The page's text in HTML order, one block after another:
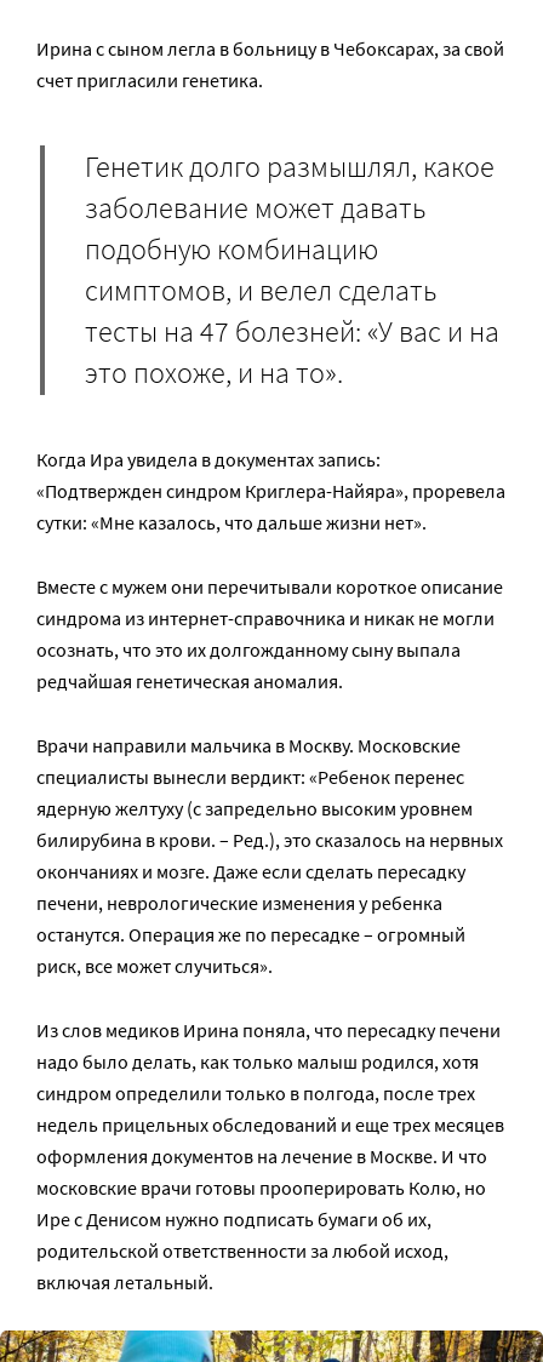
Ирина с сыном легла в больницу в Чебоксарах, за свой
счет пригласили генетика.
Генетик долго размышлял, какое
заболевание может давать
подобную комбинацию
симптомов, и велел сделать
тесты на 47 болезней: «У вас и на
это похоже, и на то».
Когда Ира увидела в документах запись:
«Подтвержден синдром Криглера-Найяра», проревела
сутки: «Мне казалось, что дальше жизни нет».
Вместе с мужем они перечитывали короткое описание
синдрома из интернет-справочника и никак не могли
осознать, что это их долгожданному сыну выпала
редчайшая генетическая аномалия.
Врачи направили мальчика в Москву. Московские
специалисты вынесли вердикт: «Ребенок перенес
ядерную желтуху (с запредельно высоким уровнем
билирубина в крови. – Ред.), это сказалось на нервных
окончаниях и мозге. Даже если сделать пересадку
печени, неврологические изменения у ребенка
останутся. Операция же по пересадке – огромный
риск, все может случиться».
Из слов медиков Ирина поняла, что пересадку печени
надо было делать, как только малыш родился, хотя
синдром определили только в полгода, после трех
недель прицельных обследований и еще трех месяцев
оформления документов на лечение в Москве. И что
московские врачи готовы прооперировать Колю, но
Ире с Денисом нужно подписать бумаги об их,
родительской ответственности за любой исход,
включая летальный.